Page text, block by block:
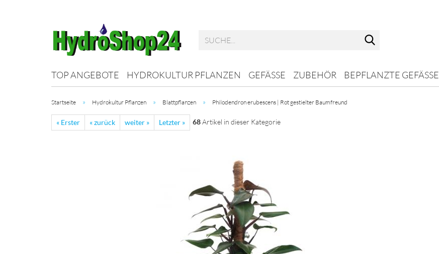
TOP ANGEBOTE HYDROKULTUR PFLANZEN GEFÄSSE ZUBEHÖR BEPFLANZTE GEFÄSSE
Startseite » Hydrokultur Pflanzen » Blattpflanzen » Philodendron erubescens | Rot gestielter Baumfreund
« Erster « zurück weiter » Letzter » 68Artikel in dieser Kategorie